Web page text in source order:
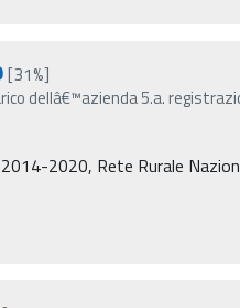
[31%]
dellâ€™azienda 5.a.
2020, Rete Rurale